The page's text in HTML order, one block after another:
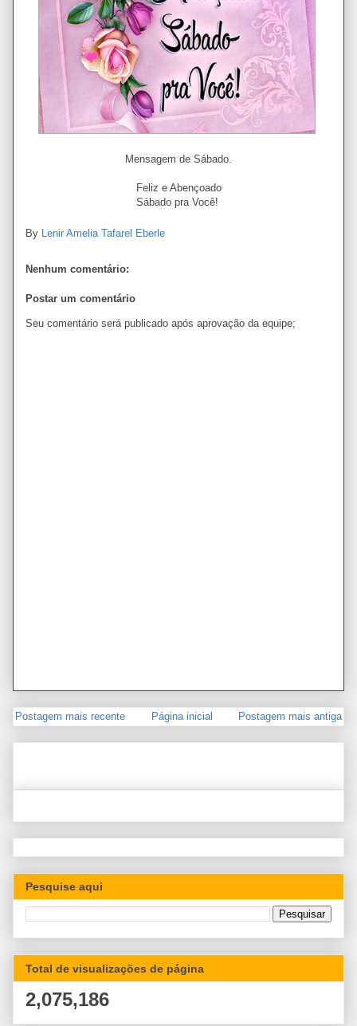
Mensagem de Sábado.
Feliz e Abençoado
Sábado pra Você!
By Lenir Amelia Tafarel Eberle
Nenhum comentário:
Postar um comentário
Seu comentário será publicado após aprovação da equipe;
Postagem mais recente Postagem mais antiga
Página inicial
Pesquise aqui
Total de visualizações de página
2,075,186